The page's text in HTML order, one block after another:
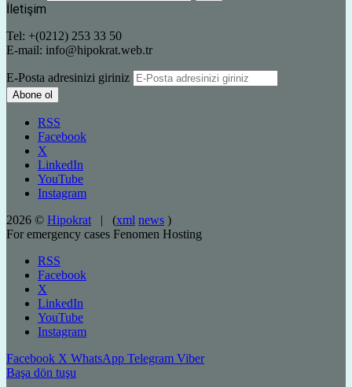
İletişim
Tel: +(0212) 253 33 50
E-mail: info@hipokrat.web.tr
E-Posta adresinizi giriniz
RSS
Facebook
X
LinkedIn
YouTube
Instagram
2026 © Hipokrat | (xml news )
For emergency cases Fenomen Hosting
RSS
Facebook
X
LinkedIn
YouTube
Instagram
Facebook X WhatsApp Telegram Viber
Başa dön tuşu